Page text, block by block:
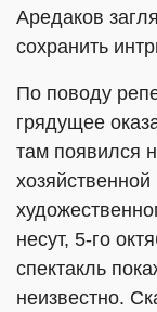
Аредаков
сохранить
По поводу
грядущее
там появился
несут, 5-го
спектакль
неизвестно.